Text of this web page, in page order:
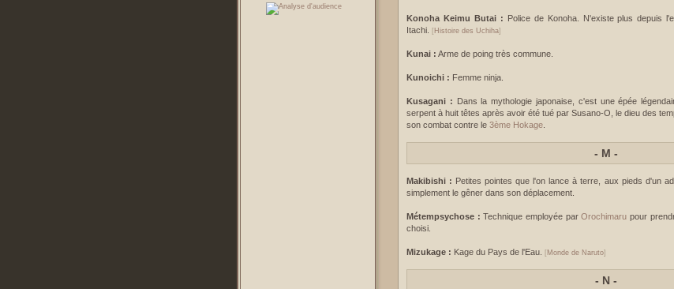
Konoha Keimu Butai : Police de Konoha. N'existe plus depuis
Itachi.
Histoire des Uchiha]
Kunai : Arme de poing très commune.
Kunoichi : Femme ninja.
Kusagani : Dans la mythologie japonaise, c'est une épée
serpent à huit têtes après avoir été tué par Susano-O, le dieu des
son combat contre le 3ème Hokage
- M -
Makibishi : Petites pointes que l'on lance à terre, aux pieds d'un
simplement le gêner dans son déplacement.
Métempsychose : Technique employée parOrochimaru pour
choisi.
Mizukage : Kage du Pays de l'Eau. Monde de Naruto]
- N -